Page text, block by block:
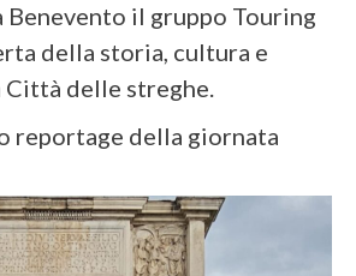
Benevento il gruppo Touring
della storia, cultura e
Città delle streghe.
reportage della giornata